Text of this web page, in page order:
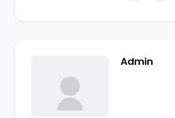
Admin